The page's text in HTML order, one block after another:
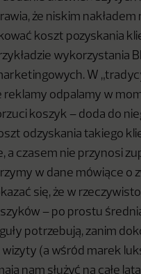
że niskim nakładem
koszt pozyskania
wykorzystania
W
reklamy odpalamy w
koszyk – doda do
odzyskania takiego
a czasem nie przynosi
w dane mówiące o
się, że w
– po prostu
potrzebują, zanim
wizyty (a wśród marek
nam służyć na całe